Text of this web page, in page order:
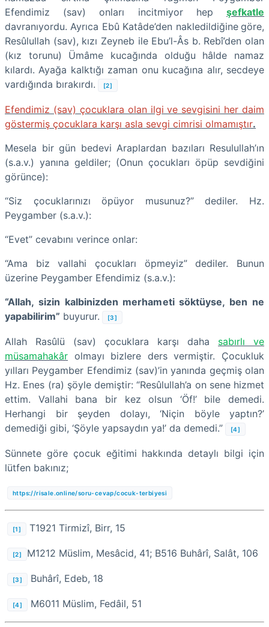
Efendimiz (sav) onları incitmiyor hep şefkatle
davranıyordu. Ayrıca Ebû Katâde’den nakledildiğine göre,
Resûlullah (sav), kızı Zeyneb ile Ebu’l-Âs b. Rebî’den olan
(kız torunu) Ümâme kucağında olduğu hâlde namaz
kılardı. Ayağa kalktığı zaman onu kucağına alır, secdeye
vardığında bırakırdı.
[2]
Efendimiz (sav) çocuklara olan ilgi ve sevgisini her daim
göstermiş çocuklara karşı asla sevgi cimrisi olmamıştır.
Mesela bir gün bedevi Araplardan bazıları Resulullah’ın
(s.a.v.) yanına geldiler; (Onun çocukları öpüp sevdiğini
görünce):
“Siz çocuklarınızı öpüyor musunuz?” dediler. Hz.
Peygamber (s.a.v.):
“Evet” cevabını verince onlar:
“Ama biz vallahi çocukları öpmeyiz” dediler. Bunun
üzerine Peygamber Efendimiz (s.a.v.):
“Allah, sizin kalbinizden merhameti söktüyse, ben ne
yapabilirim” buyurur. [3]
Allah Rasûlü (sav) çocuklara karşı daha sabırlı ve
müsamahakâr olmayı bizlere ders vermiştir. Çocukluk
yılları Peygamber Efendimiz (sav)’in yanında geçmiş olan
Hz. Enes (ra) şöyle demiştir: “Resûlullah’a on sene hizmet
ettim. Vallahi bana bir kez olsun ‘Öf!’ bile demedi.
Herhangi bir şeyden dolayı, ‘Niçin böyle yaptın?’
demediği gibi, ‘Şöyle yapsaydın ya!’ da demedi.”
[4]
Sünnete göre çocuk eğitimi hakkında detaylı bilgi için
lütfen bakınız;
https://risale.online/soru-cevap/cocuk-terbiyesi
[1] T1921 Tirmizî, Birr, 15
[2] M1212 Müslim, Mesâcid, 41; B516 Buhârî, Salât, 106
[3] Buhârî, Edeb, 18
[4] M6011 Müslim, Fedâil, 51